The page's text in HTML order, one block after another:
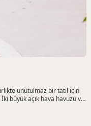
büyük açık hava havuzu ve